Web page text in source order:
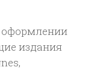
оформлении
издания